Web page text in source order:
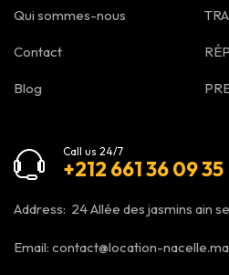
Qui sommes-nous
Contact
Blog
Call us 24/7
+212 661 36 09 35
Address: 24 Allée des jasmins ain
Email: contact@location-nacelle.ma